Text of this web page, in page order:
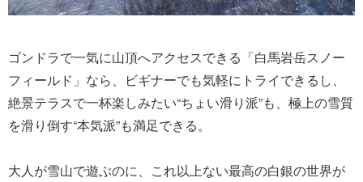
ゴンドラで一気に山頂へアクセスできる「白馬岩岳スノー
フィールド」なら、ビギナーでも気軽にトライできるし、
絶景テラスで一杯楽しみたい“ちょい滑り派”も、極上の雪質
を滑り倒す“本気派”も満足できる。
大人が雪山で遊ぶのに、これ以上ない最高の白銀の世界が